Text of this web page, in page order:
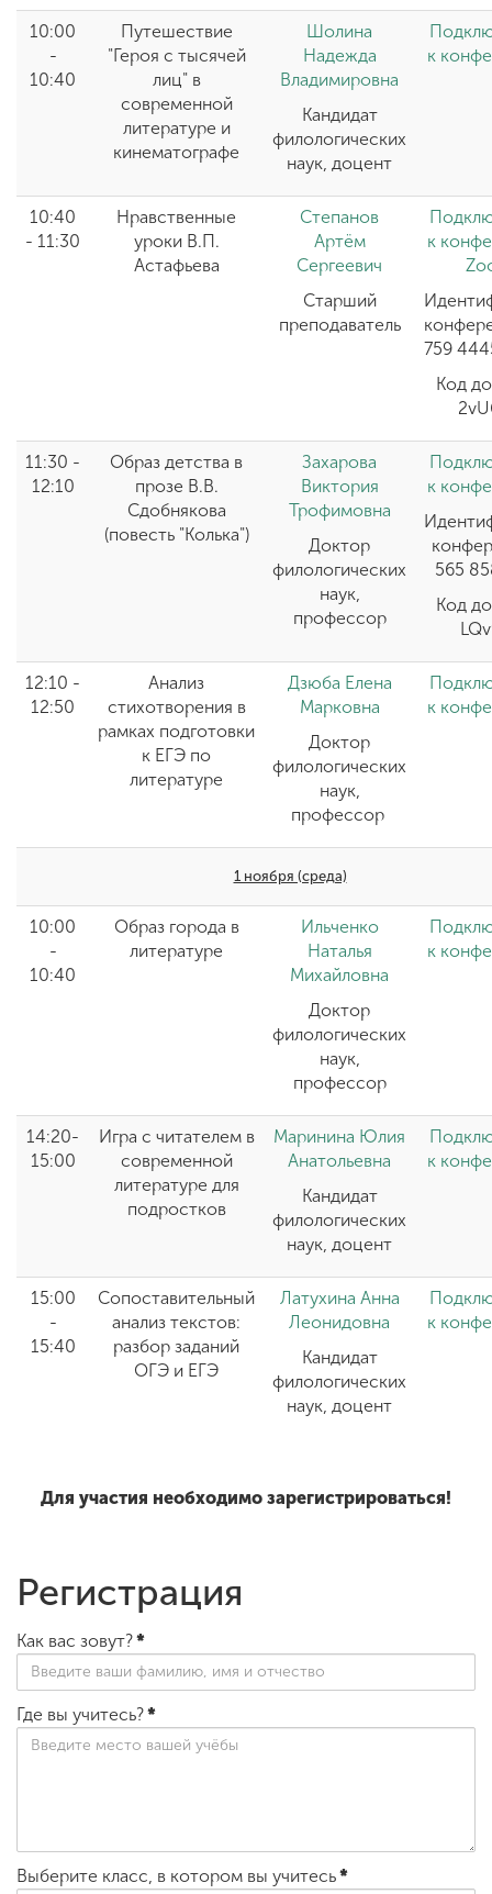
10:00
-
10:40
Путешествие
"Героя с тысячей
лиц" в
современной
литературе и
кинематографе
Шолина
Надежда
Владимировна
Кандидат
филологических
наук, доцент
к
10:40
- 11:30
Нравственные
уроки В.П.
Астафьева
Степанов
Артём
Сергеевич
Старший
преподаватель
к
759
Код
11:30 -
12:10
Образ детства в
прозе В.В.
Сдобнякова
(повесть "Колька")
Захарова
Виктория
Трофимовна
Доктор
филологических
наук,
профессор
к
565
Код
12:10 -
12:50
Анализ
стихотворения в
рамках подготовки
к ЕГЭ по
литературе
Дзюба Елена
Марковна
Доктор
филологических
наук,
профессор
к
1 ноября (среда)
10:00
-
10:40
Образ города в
литературе
Ильченко
Наталья
Михайловна
Доктор
филологических
наук,
профессор
к
14:20-
15:00
Игра с читателем в
современной
литературе для
подростков
Маринина Юлия
Анатольевна
Кандидат
филологических
наук, доцент
к
15:00
-
15:40
Сопоставительный
анализ текстов:
разбор заданий
ОГЭ и ЕГЭ
Латухина Анна
Леонидовна
Кандидат
филологических
наук, доцент
к
Для участия необходимо зарегистрироваться!
Регистрация
Как вас зовут?*
Где вы учитесь?*
Выберите класс, в котором вы учитесь*